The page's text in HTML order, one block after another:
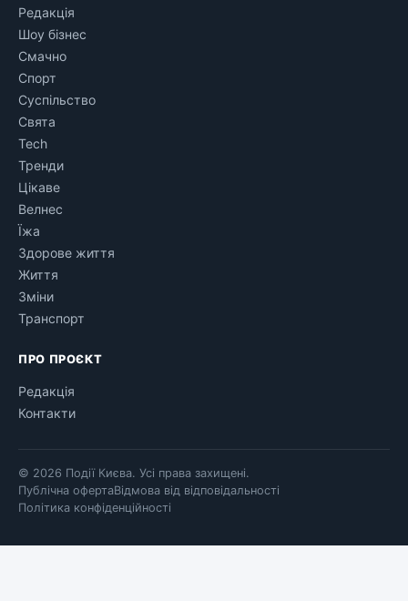
Редакція
Шоу бізнес
Смачно
Спорт
Суспільство
Свята
Tech
Тренди
Цікаве
Велнес
Їжа
Здорове життя
Життя
Зміни
Транспорт
ПРО ПРОЄКТ
Редакція
Контакти
© 2026 Події Києва. Усі права захищені.
Публічна офертаВідмова від відповідальності
Політика конфіденційності